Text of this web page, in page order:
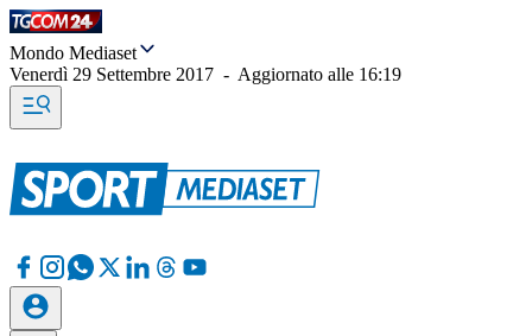
Mondo Mediaset
Venerdì 29 Settembre 2017 - Aggiornato alle 16:19